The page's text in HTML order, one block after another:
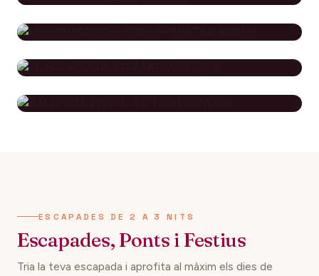
CIRQUE DU SOLEIL - KURIOS
LOS CHICOS DEL CORO - TEATRE
APOLO
EL MAGO POP - TEATRE
VICTÒRIA
ESCAPADES DE 2 A 3 NITS
Escapades, Ponts i Festius
Tria la teva escapada i aprofita al màxim els dies de